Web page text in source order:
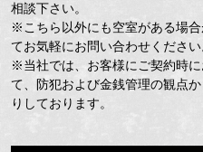
相談下さい。
※こちら以外にも空室がある場
てお気軽にお問い合わせください
※当社では、お客様にご契約時
て、防犯および金銭管理の観点
りしております。